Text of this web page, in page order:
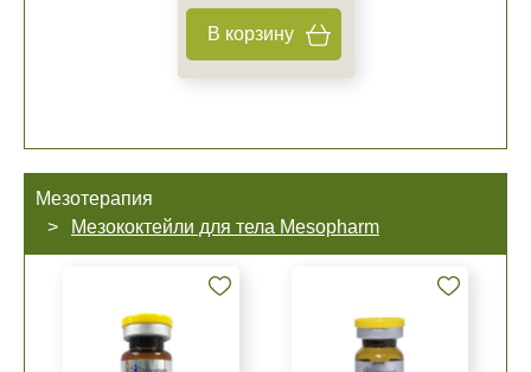
В корзину
Мезотерапия
Мезококтейли для тела Mesopharm